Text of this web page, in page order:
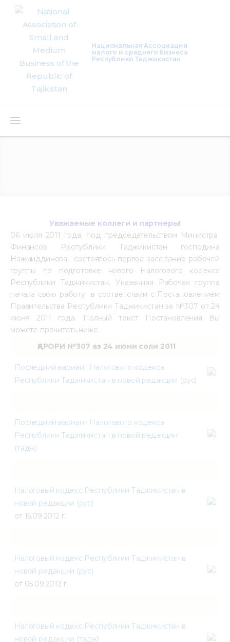
Национальная Ассоциация
малого и среднего бизнеса
Республики Таджикистан
About Us
Mediacentre
Info resources
Contacts
Уважаемые коллеги и партнеры!
06 июля 2011 года, под председательством Министра
Финансов Республики Таджикистан господина
Нажмиддинова, состоялось первое заседание рабочей
группы по подготовке нового Налогового кодекса
Республики Таджикистан. Указанная Рабочая группа
начала свою работу в соответствии с Постановлением
Правительства Республики Таджикистан за №307 от 24
июня 2011 года. Полный текст Постановления Вы
можете прочитать ниже.
ҚАРОРИ №307 аз 24 июни соли 2011
Последний вариант Налогового кодекса
Республики Таджикистан в новой редакции (рус)
Последний вариант Налогового кодекса
Республики Таджикистан в новой редакции
(тадж)
Налоговый кодекс Республики Таджикистан в
новой редакции (рус)
от 15.09.2012 г.
Налоговый кодекс Республики Таджикистан в
новой редакции (рус)
от 05.09.2012 г.
Налоговый кодекс Республики Таджикистан в
новой редакции (тадж)